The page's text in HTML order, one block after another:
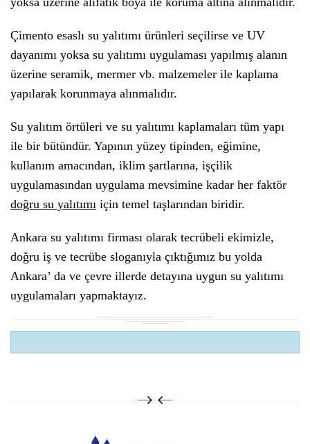
Çimento esaslı su yalıtımı ürünleri seçilirse ve UV
dayanımı yoksa su yalıtımı uygulaması yapılmış alanın
üzerine seramik, mermer vb. malzemeler ile kaplama
yapılarak korunmaya alınmalıdır.
Su yalıtım örtüleri ve su yalıtımı kaplamaları tüm yapı
ile bir bütündür. Yapının yüzey tipinden, eğimine,
kullanım amacından, iklim şartlarına, işçilik
uygulamasından uygulama mevsimine kadar her faktör
doğru su yalıtımı için temel taşlarından biridir.
Ankara su yalıtımı firması olarak tecrübeli ekimizle,
doğru iş ve tecrübe sloganıyla çıktığımız bu yolda
Ankara’ da ve çevre illerde detayına uygun su yalıtımı
uygulamaları yapmaktayız.